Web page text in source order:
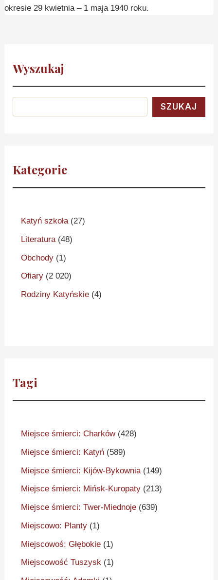
okresie 29 kwietnia – 1 maja 1940 roku.
Wyszukaj
SZUKAJ
Kategorie
Katyń szkoła(27)
Literatura(48)
Obchody (1)
Ofiary (2 020)
Rodziny Katyńskie (4)
Tagi
Miejsce śmierci: Charków(428)
Miejsce śmierci: Katyń (589)
Miejsce śmierci: Kijów-Bykownia (149)
Miejsce śmierci: Mińsk-Kuropaty (213)
Miejsce śmierci: Twer-Miednoje (639)
Miejscowo: Planty (1)
Miejscowoś: Głębokie (1)
Miejscowość Tuszysk (1)